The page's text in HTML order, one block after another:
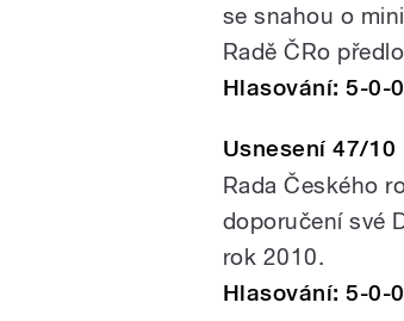
se snahou o
Radě ČRo
Hlasování: 5-0-0
Usnesení 47/10
Rada Českého
doporučení své
rok 2010.
Hlasování: 5-0-0